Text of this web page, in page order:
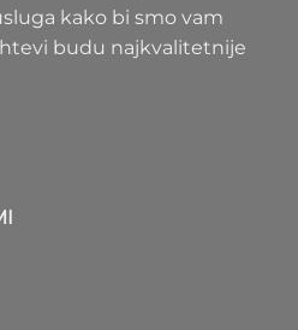
kako bi smo vam
budu najkvalitetnije